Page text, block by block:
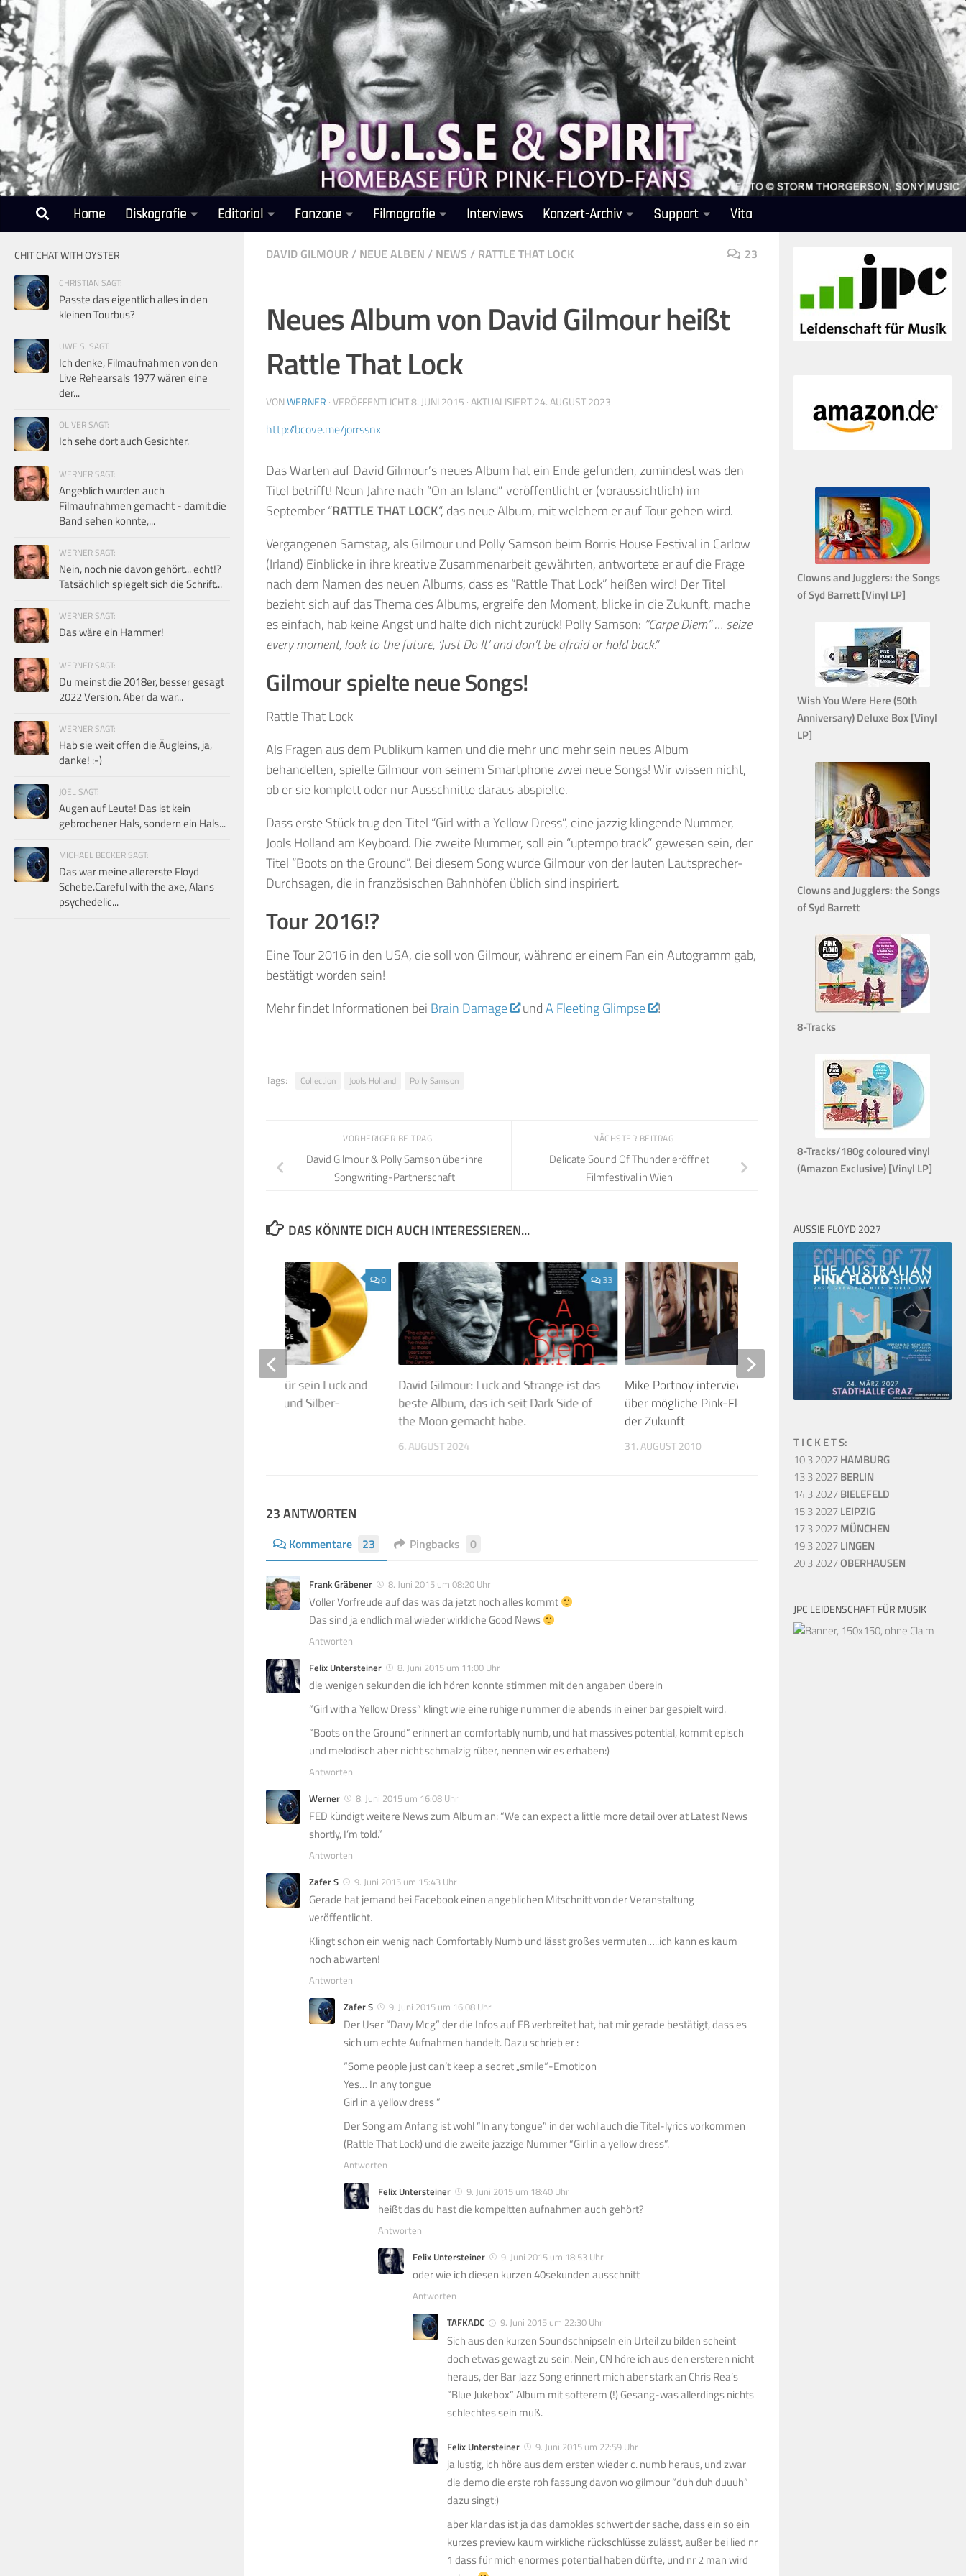
Unter dem Inhalt
Home Diskografie Editorial Fanzone Filmografie Interviews Konzert-Archiv Support Vita
DAVID GILMOUR / NEUE ALBEN / NEWS / RATTLE THAT LOCK 23
Neues Album von David Gilmour heißt
Rattle That Lock
VONWERNER · VERÖFFENTLICHT8. JUNI 2015 · AKTUALISIERT24. AUGUST 2023
http://bcove.me/jorrssnx
Das Warten auf David Gilmour’s neues Album hat ein Ende gefunden, zumindest was den
Titel betrifft! Neun Jahre nach “On an Island” veröffentlicht er (voraussichtlich) im
September “RATTLE THAT LOCK“, das neue Album, mit welchem er auf Tour gehen wird.
Vergangenen Samstag, als Gilmour und Polly Samson beim Borris House Festival in Carlow
(Irland) Einblicke in ihre kreative Zusammenarbeit gewährten, antwortete er auf die Frage
nach dem Namen des neuen Albums, dass es “Rattle That Lock” heißen wird! Der Titel
bezieht sich auf das Thema des Albums, ergreife den Moment, blicke in die Zukunft, mache
es einfach, hab keine Angst und halte dich nicht zurück! Polly Samson: “Carpe Diem” … seize
every moment, look to the future, ‘Just Do It’ and don’t be afraid or hold back.”
Gilmour spielte neue Songs!
Rattle That Lock
Als Fragen aus dem Publikum kamen und die mehr und mehr sein neues Album
behandelten, spielte Gilmour von seinem Smartphone zwei neue Songs! Wir wissen nicht,
ob er sie komplett oder nur Ausschnitte daraus abspielte.
Dass erste Stück trug den Titel “Girl with a Yellow Dress”, eine jazzig klingende Nummer,
Jools Holland am Keyboard. Die zweite Nummer, soll ein “uptempo track” gewesen sein, der
Titel “Boots on the Ground”. Bei diesem Song wurde Gilmour von derlauten Lautsprecher-
Durchsagen, diein französischen Bahnhöfen üblich sind inspiriert.
Tour 2016!?
Eine Tour 2016 in den USA, die soll von Gilmour, während er einem Fan ein Autogramm gab,
bestätigt worden sein!
Mehr findet Informationen bei Brain Damage undA Fleeting Glimpse !
Tags: Collection Jools Holland Polly Samson
NÄCHSTER BEITRAG
Delicate Sound Of Thunder eröffnet
Filmfestival in Wien
VORHERIGER BEITRAG
David Gilmour & Polly Samson über ihre
Songwriting-Partnerschaft
DAS KÖNNTE DICH AUCH INTERESSIEREN...
33
David Gilmour: Luck and Strange ist das
beste Album, das ich seit Dark Side of
the Moon gemacht habe.
6. AUGUST 2024
8
Mike Portnoy interviewt Nick Mason
über mögliche Pink-Floyd-Projekte in
der Zukunft
31. AUGUST 2010
Hattie Webb
Album Wild Medicine
0
David Gilmour erhält für sein Luck and
Strange Album Gold- und Silber-
23 ANTWORTEN
Kommentare 23 Pingbacks 0
Frank Gräbener 8. Juni 2015 um 08:20 Uhr
Voller Vorfreude auf das was da jetzt noch alles kommt
Das sind ja endlich mal wieder wirkliche Good News
Antworten
Felix Untersteiner
8. Juni 2015 um 11:00 Uhr
die wenigen sekunden die ich hören konnte stimmen mit den angaben überein
“Girl with a Yellow Dress” klingt wie eine ruhige nummer die abends in einer bar gespielt wird.
“Boots on the Ground” erinnert an comfortably numb, und hat massives potential, kommt episch
und melodisch aber nicht schmalzig rüber, nennen wir es erhaben:)
Antworten
Werner
8. Juni 2015 um 16:08 Uhr
FED kündigt weitere News zum Album an: “We can expect a little more detail over at Latest News
shortly, I’m told.”
Antworten
Zafer S
9. Juni 2015 um 15:43 Uhr
Gerade hat jemand bei Facebook einen angeblichen Mitschnitt von der Veranstaltung
veröffentlicht.
Klingt schon ein wenig nach Comfortably Numb und lässt großes vermuten…..ich kann es kaum
noch abwarten!
Antworten
Zafer S
9. Juni 2015 um 16:08 Uhr
Der User “Davy Mcg” der die Infos auf FB verbreitet hat, hat mir gerade bestätigt, dass es
sich um echte Aufnahmen handelt. Dazu schrieb er :
“Some people just can’t keep a secret „smile“-Emoticon
Yes… In any tongue
Girl in a yellow dress ”
Der Song am Anfang ist wohl “In any tongue” in der wohl auch die Titel-lyrics vorkommen
(Rattle That Lock) und die zweite jazzige Nummer “Girl in a yellow dress”.
Antworten
Felix Untersteiner
9. Juni 2015 um 18:40 Uhr
heißt das du hast die kompeltten aufnahmen auch gehört?
Antworten
Felix Untersteiner
9. Juni 2015 um 18:53 Uhr
oder wie ich diesen kurzen 40sekunden ausschnitt
Antworten
TAFKADC
9. Juni 2015 um 22:30 Uhr
Sich aus den kurzen Soundschnipseln ein Urteil zu bilden scheint
doch etwas gewagt zu sein. Nein, CN höre ich aus den ersteren nicht
heraus, der Bar Jazz Song erinnert mich aber stark an Chris Rea’s
“Blue Jukebox” Album mit softerem (!) Gesang-was allerdings nichts
schlechtes sein muß.
Felix Untersteiner 9. Juni 2015 um 22:59 Uhr
ja lustig, ich höre aus dem ersten wieder c. numb heraus, und zwar
die demo die erste roh fassung davon wo gilmour “duh duh duuuh”
dazu singt:)
aber klar das ist ja das damokles schwert der sache, dass ein so ein
kurzes preview kaum wirkliche rückschlüsse zulässt, außer bei lied nr
1 dass für mich enormes potential haben dürfte, und nr 2 man wird
CHIT CHAT WITH OYSTER
CHRISTIAN SAGT:
Passte das eigentlich alles in den
kleinen Tourbus?
UWE S. SAGT:
Ich denke, Filmaufnahmen von den
Live Rehearsals 1977 wären eine
der...
OLIVER SAGT:
Ich sehe dort auch Gesichter.
WERNER SAGT:
Angeblich wurden auch
Filmaufnahmen gemacht - damit die
Band sehen konnte,...
WERNER SAGT:
Nein, noch nie davon gehört... echt!?
Tatsächlich spiegelt sich die Schrift...
WERNER SAGT:
Das wäre ein Hammer!
WERNER SAGT:
Du meinst die 2018er, besser gesagt
2022 Version. Aber da war...
WERNER SAGT:
Hab sie weit offen die Äugleins, ja,
danke! :-)
JOEL SAGT:
Augen auf Leute! Das ist kein
gebrochener Hals, sondern ein Hals...
MICHAEL BECKER SAGT:
Das war meine allererste Floyd
Schebe.Careful with the axe, Alans
psychedelic...
Clowns and Jugglers: the Songs
of Syd Barrett [Vinyl LP]
Wish You Were Here (50th
Anniversary) Deluxe Box [Vinyl
LP]
Clowns and Jugglers: the Songs
of Syd Barrett
8-Tracks
8-Tracks/180g coloured vinyl
(Amazon Exclusive) [Vinyl LP]
AUSSIE FLOYD 2027
T I C K E T S:
10.3.2027HAMBURG
13.3.2027BERLIN
14.3.2027BIELEFELD
15.3.2027LEIPZIG
17.3.2027MÜNCHEN
19.3.2027LINGEN
20.3.2027OBERHAUSEN
JPC LEIDENSCHAFT FÜR MUSIK